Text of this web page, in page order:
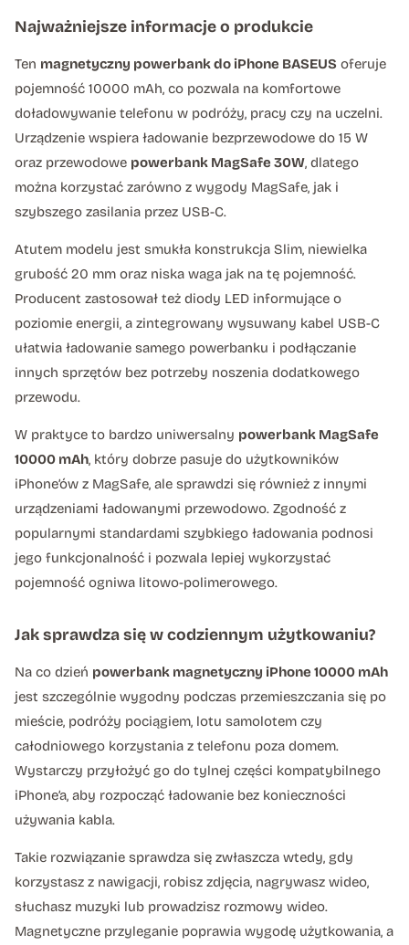
Najważniejsze informacje o produkcie
Ten magnetyczny powerbank do iPhone BASEUS oferuje
pojemność 10000 mAh, co pozwala na komfortowe
doładowywanie telefonu w podróży, pracy czy na uczelni.
Urządzenie wspiera ładowanie bezprzewodowe do 15 W
oraz przewodowe powerbank MagSafe 30W, dlatego
można korzystać zarówno z wygody MagSafe, jak i
szybszego zasilania przez USB-C.
Atutem modelu jest smukła konstrukcja Slim, niewielka
grubość 20 mm oraz niska waga jak na tę pojemność.
Producent zastosował też diody LED informujące o
poziomie energii, a zintegrowany wysuwany kabel USB-C
ułatwia ładowanie samego powerbanku i podłączanie
innych sprzętów bez potrzeby noszenia dodatkowego
przewodu.
W praktyce to bardzo uniwersalny powerbank MagSafe
10000 mAh, który dobrze pasuje do użytkowników
iPhone’ów z MagSafe, ale sprawdzi się również z innymi
urządzeniami ładowanymi przewodowo. Zgodność z
popularnymi standardami szybkiego ładowania podnosi
jego funkcjonalność i pozwala lepiej wykorzystać
pojemność ogniwa litowo-polimerowego.
Jak sprawdza się w codziennym użytkowaniu?
Na co dzień powerbank magnetyczny iPhone 10000 mAh
jest szczególnie wygodny podczas przemieszczania się po
mieście, podróży pociągiem, lotu samolotem czy
całodniowego korzystania z telefonu poza domem.
Wystarczy przyłożyć go do tylnej części kompatybilnego
iPhone’a, aby rozpocząć ładowanie bez konieczności
używania kabla.
Takie rozwiązanie sprawdza się zwłaszcza wtedy, gdy
korzystasz z nawigacji, robisz zdjęcia, nagrywasz wideo,
słuchasz muzyki lub prowadzisz rozmowy wideo.
Magnetyczne przyleganie poprawia wygodę użytkowania, a